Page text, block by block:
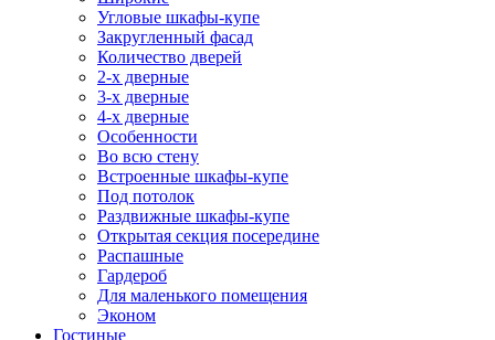
Угловые шкафы-купе
Закругленный фасад
Количество дверей
2-х дверные
3-х дверные
4-х дверные
Особенности
Во всю стену
Встроенные шкафы-купе
Под потолок
Раздвижные шкафы-купе
Открытая секция посередине
Распашные
Гардероб
Для маленького помещения
Эконом
Гостиные